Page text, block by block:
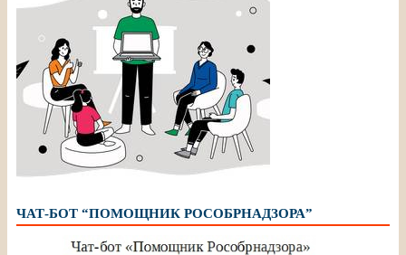
ЧАТ-БОТ “ПОМОЩНИК РОСОБРНАДЗОРА”